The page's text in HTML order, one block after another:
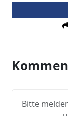
Bitte